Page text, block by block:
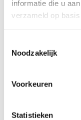
informatie die u
verzameld op
Noodzakelijk
Voorkeuren
Statistieken